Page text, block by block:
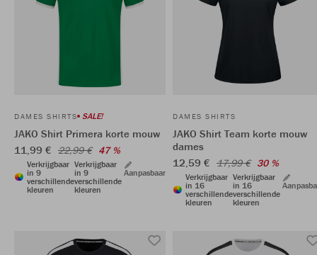
DAMES SHIRTS SALE!
JAKO Shirt Primera korte mouw
11,99 € 22,99 € 47 %
Verkrijgbaar
in 9
verschillende
kleuren
Verkrijgbaar
in 9
verschillende
kleuren
Aanpasbaar
DAMES SHIRTS
JAKO Shirt Team korte mouw
dames
12,59 € 17,99 € 30 %
Verkrijgbaar
in 16
verschillende
kleuren
Verkrijgbaar
in 16
verschillende
kleuren